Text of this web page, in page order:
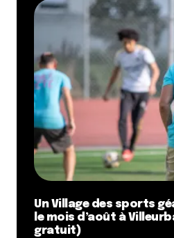
Un Village des sports
le mois d’août à
gratuit)